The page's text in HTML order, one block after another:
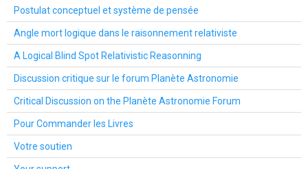
Postulat conceptuel et système de pensée
Angle mort logique dans le raisonnement relativiste
A Logical Blind Spot Relativistic Reasonning
Discussion critique sur le forum Planète Astronomie
Critical Discussion on the Planète Astronomie Forum
Pour Commander les Livres
Votre soutien